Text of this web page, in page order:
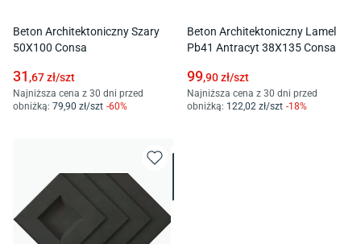
Beton Architektoniczny Szary
50X100 Consa
31 ,67zł/szt
Najniższa cena z 30 dni przed
obniżką: 79,90 zł/szt -60%
Beton Architektoniczny Lamel
Pb41 Antracyt 38X135 Consa
99,90zł/szt
Najniższa cena z 30 dni przed
obniżką: 122,02 zł/szt -18%